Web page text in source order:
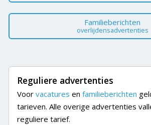
Familieberichten
overlijdensadvertenties
Reguliere advertenties
Voor vacatures en familieberichten
tarieven. Alle overige advertenties
reguliere tarief.